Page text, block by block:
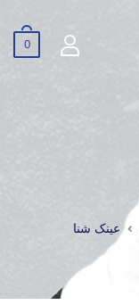
0
عینک شنا